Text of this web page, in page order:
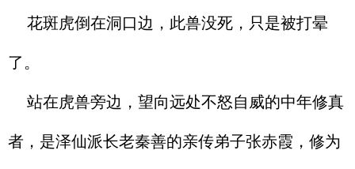
花斑虎倒在洞口边，此兽没死，只是被打晕
了。
站在虎兽旁边，望向远处不怒自威的中年修真
者，是泽仙派长老秦善的亲传弟子张赤霞，修为